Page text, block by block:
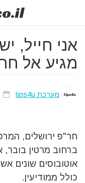
אני חייל,
מגיע אל
מערכת tips4u
חר"פ ירושלים,
ברחוב מרטין בובר,
אוטובוסים שונים
כולל ממודיעין.